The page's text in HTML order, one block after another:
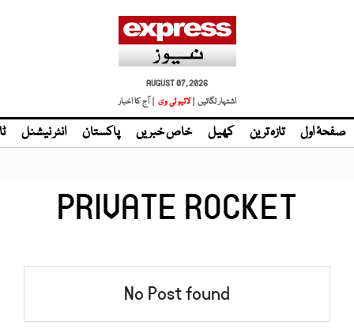
AUGUST 07, 2026
اشتہار لگائیں | لائیو ٹی وی | آج کا اخبار
صفحۂ اول تازہ ترین کھیل خاص خبریں پاکستان انٹر نیشنل
PRIVATE ROCKET
No Post found